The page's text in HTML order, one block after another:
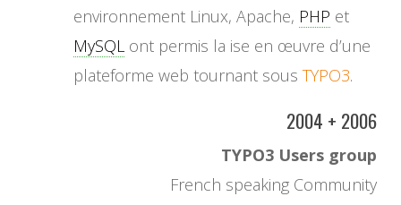
environnement Linux, Apache, PHP et
MySQLont permis la ise en œuvre d’une
plateforme web tournant sous TYPO3.
2004 + 2006
TYPO3 Users group
French speaking Community